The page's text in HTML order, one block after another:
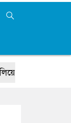
সংযোগ সড়ক,